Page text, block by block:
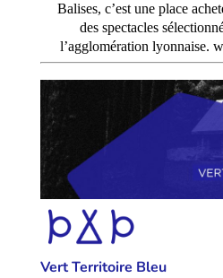
Balises, c’est une place
des spectacles
l’agglomération lyonnaise.
Vert Territoire Bleu